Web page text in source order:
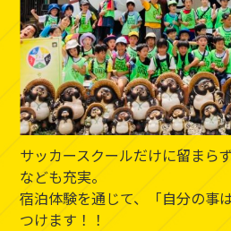
サッカースクールだけに留まら
なども充実。
宿泊体験を通じて、「自分の事
つけます！！